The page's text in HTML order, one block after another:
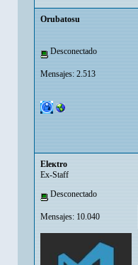
Orubatosu
Desconectado
Mensajes: 2.513
Eleкtro
Ex-Staff
Desconectado
Mensajes: 10.040